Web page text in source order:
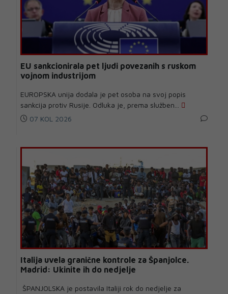
EU sankcionirala pet ljudi povezanih s ruskom
vojnom industrijom
EUROPSKA unija dodala je pet osoba na svoj popis
sankcija protiv Rusije. Odluka je, prema služben...
07 KOL 2026
Italija uvela granične kontrole za Španjolce.
Madrid: Ukinite ih do nedjelje
ŠPANJOLSKA je postavila Italiji rok do nedjelje za